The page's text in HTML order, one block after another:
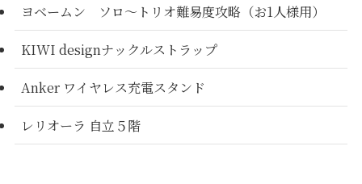
ヨベームン ソロ～トリオ難易度攻略（お1人様用）
KIWI designナックルストラップ
Anker ワイヤレス充電スタンド
レリオーラ 自立５階